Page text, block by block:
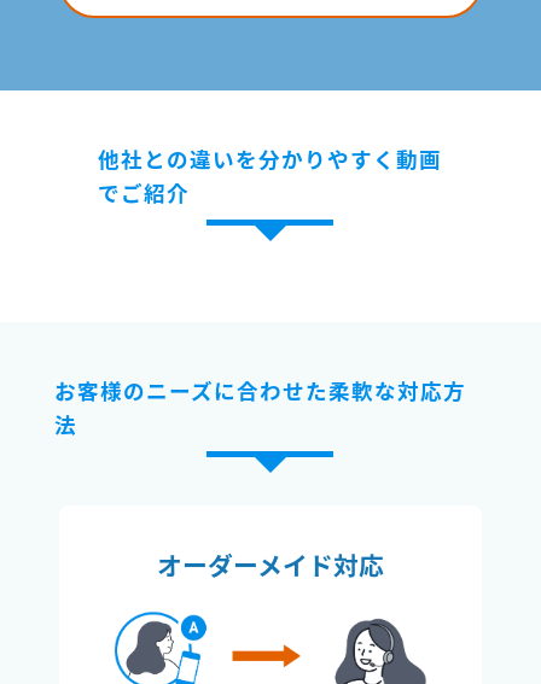
他社との違いを分かりやすく動画
でご紹介
お客様のニーズに合わせた柔軟な対応方
法
オーダーメイド対応